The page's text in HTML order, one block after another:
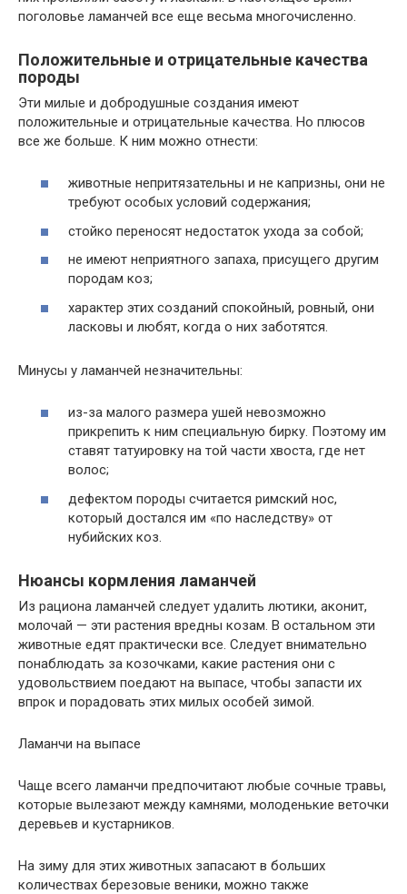
поголовье ламанчей все еще весьма многочисленно.
Положительные и отрицательные качества
породы
Эти милые и добродушные создания имеют
положительные и отрицательные качества. Но плюсов
все же больше. К ним можно отнести:
животные непритязательны и не капризны, они не
требуют особых условий содержания;
стойко переносят недостаток ухода за собой;
не имеют неприятного запаха, присущего другим
породам коз;
характер этих созданий спокойный, ровный, они
ласковы и любят, когда о них заботятся.
Минусы у ламанчей незначительны:
из-за малого размера ушей невозможно
прикрепить к ним специальную бирку. Поэтому им
ставят татуировку на той части хвоста, где нет
волос;
дефектом породы считается римский нос,
который достался им «по наследству» от
нубийских коз.
Нюансы кормления ламанчей
Из рациона ламанчей следует удалить лютики, аконит,
молочай — эти растения вредны козам. В остальном эти
животные едят практически все. Следует внимательно
понаблюдать за козочками, какие растения они с
удовольствием поедают на выпасе, чтобы запасти их
впрок и порадовать этих милых особей зимой.
Ламанчи на выпасе
Чаще всего ламанчи предпочитают любые сочные травы,
которые вылезают между камнями, молоденькие веточки
деревьев и кустарников.
На зиму для этих животных запасают в больших
количествах березовые веники, можно также